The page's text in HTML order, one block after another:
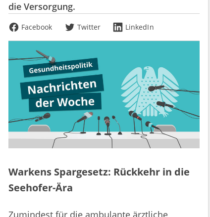
die Versorgung.
Facebook Twitter LinkedIn
Warkens Spargesetz: Rückkehr in die
Seehofer-Ära